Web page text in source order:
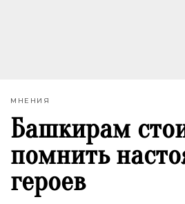
МНЕНИЯ
Башкирам
помнить
героев